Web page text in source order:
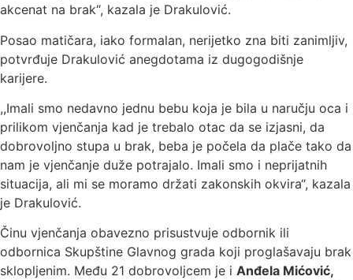
akcenat na brak“, kazala je Drakulović.
Posao matičara, iako formalan, nerijetko zna biti zanimljiv,
potvrđuje Drakulović anegdotama iz dugogodišnje
karijere.
,,Imali smo nedavno jednu bebu koja je bila u naručju oca i
prilikom vjenčanja kad je trebalo otac da se izjasni, da
dobrovoljno stupa u brak, beba je počela da plače tako da
nam je vjenčanje duže potrajalo. Imali smo i neprijatnih
situacija, ali mi se moramo držati zakonskih okvira“, kazala
je Drakulović.
Činu vjenčanja obavezno prisustvuje odbornik ili
odbornica Skupštine Glavnog grada koji proglašavaju brak
sklopljenim. Među 21 dobrovoljcem je i Anđela Mićović,